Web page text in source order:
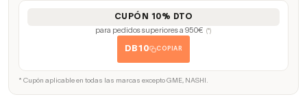
CUPÓN 10% DTO
para pedidos superiores a 950€ (*)
DB10 COPIAR
* Cupón aplicable en todas las marcas excepto GME, NASHI.